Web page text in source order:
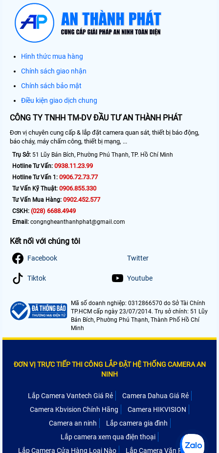
Hình thức mua hàng
Chính sách giao nhận
Chính sách bảo mật
Điều kiện giao dịch chung
CÔNG TY TNHH TM-DV ĐẦU TƯ AN THÀNH PHÁT
Đơn vị chuyên cung cấp & lắp đặt camera quan sát, thiết bị báo động,
báo cháy, máy chấm công, thiết bị mạng, ...
Trụ Sở: 51 Lũy Bán Bích, Phường Phú Thạnh, TP. Hồ Chí Minh
Hotline Tư Vấn: 0938.11.23.99
Hotline Tư Vấn 1: 0906.72.73.77
Tư Vấn Kỹ Thuật: 0906.855.330
Tư Vấn Mua Hàng: 0902.452.577
CSKH: (028) 6688.4949
Email: congngheanthanhphat@gmail.com
Kết nối với chúng tôi
Facebook Twitter
Tiktok Youtube
Mã số doanh nghiệp: 0312866570 do Sở Tài Chính
TP.HCM cấp ngày 23/07/2014. Trụ sở chính: 51 Lũy
Bán Bích, Phường Phú Thạnh, Thành Phố Hồ Chí
Minh
ĐƠN VỊ TRỰC TIẾP THI CÔNG LẮP ĐẶT HỆ THỐNG CAMERA AN
NINH
Lắp Camera Vantech Giá Rẻ
Camera Dahua Giá Rẻ
Camera Kbvision Chính Hãng
Camera HIKVISION
Camera an ninh
Lắp camera gia đình
Lắp camera xem qua điện thoại
Lắp Camera Cửa Hàng Loại Nào
Lắp Camera Văn Phòng